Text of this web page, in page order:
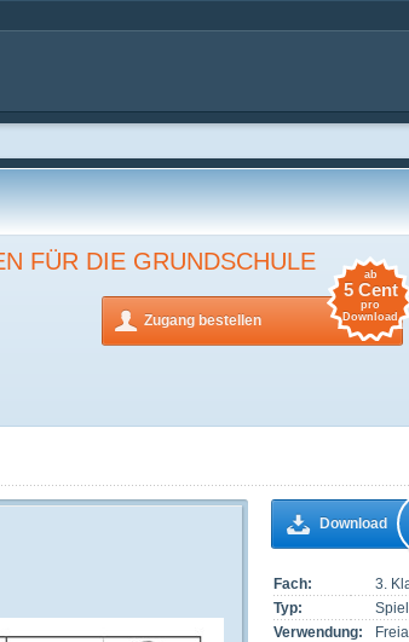
FÜR DIE GRUNDSCHULE
Zugang bestellen
ab
5 Cent
pro
Download
Fach:
3.
Typ:
Spiel
Verwendung:
Download